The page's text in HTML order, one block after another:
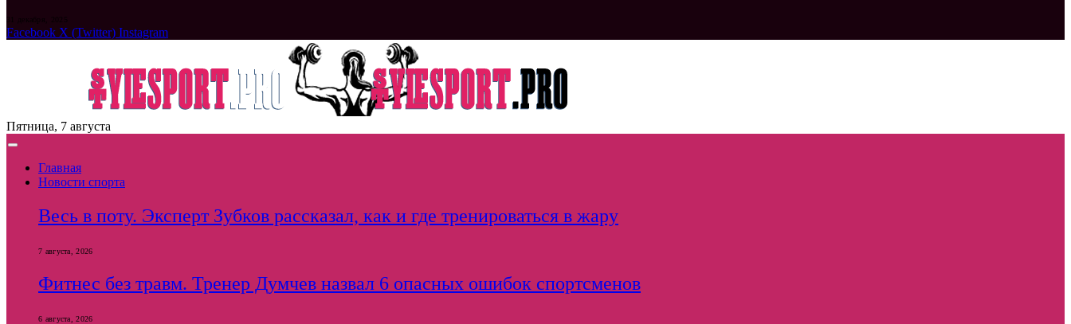
Facebook X (Twitter) Instagram
Пятница, 7 августа
Главная
Новости спорта
Весь в поту. Эксперт Зубков рассказал, как и где тренироваться в жару
7 августа, 2026
Фитнес без травм. Тренер Думчев назвал 6 опасных ошибок спортсменов
6 августа, 2026